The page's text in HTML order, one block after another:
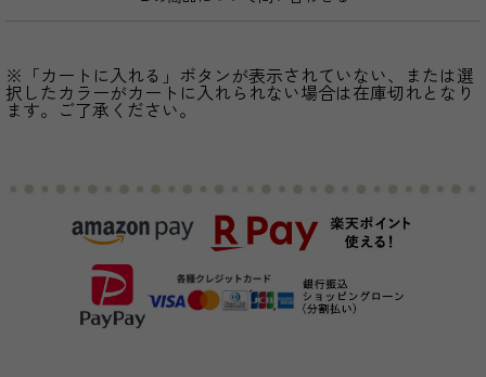
※「カートに入れる」ボタンが表示されていない、または選
択したカラーがカートに入れられない場合は在庫切れとなり
ます。ご了承ください。